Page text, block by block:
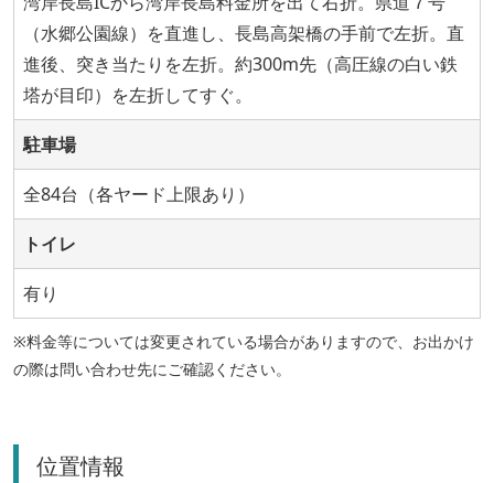
（水郷公園線）を直進し、長島高架橋の手前で左折。直
進後、突き当たりを左折。約300m先（高圧線の白い鉄
塔が目印）を左折してすぐ。
駐車場
全84台（各ヤード上限あり）
トイレ
有り
※料金等については変更されている場合がありますので、お出かけ
の際は問い合わせ先にご確認ください。
位置情報